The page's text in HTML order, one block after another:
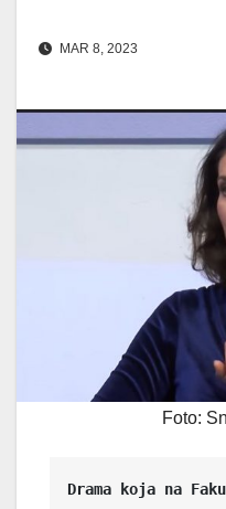
MAR 8, 2023
Foto:
Drama koja na